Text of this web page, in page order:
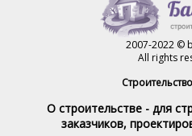
2007-2022 ©
All rights
О строительстве - для
заказчиков,